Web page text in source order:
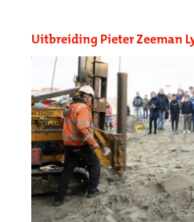
Werken bij
Uitbreiding Pieter Zeeman